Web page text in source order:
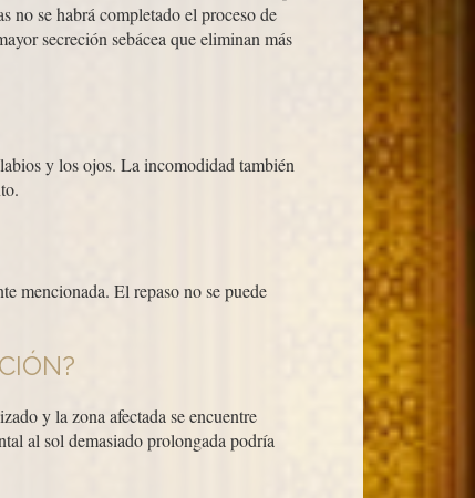
no se habrá completado el proceso de
secreción sebácea que eliminan más
y los ojos. La incomodidad también
mencionada. El repaso no se puede
y la zona afectada se encuentre
al sol demasiado prolongada podría